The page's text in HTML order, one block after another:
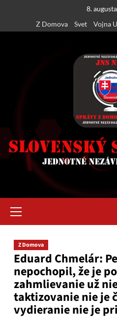
content
8.
Z Domova
Svet Vojna
Menu
Z Domova
Eduard Chmelár:
nepochopil, že je
zahmlievanie už
taktizovanie nie je
vydieranie nie je